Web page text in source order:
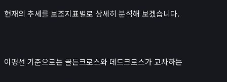
검색 엔진 최적화
현재의 추세를 보조지표별로 상세히 분석해 보겠습니다.
이평선 기준으로는 골든크로스와 데드크로스가 교차하는